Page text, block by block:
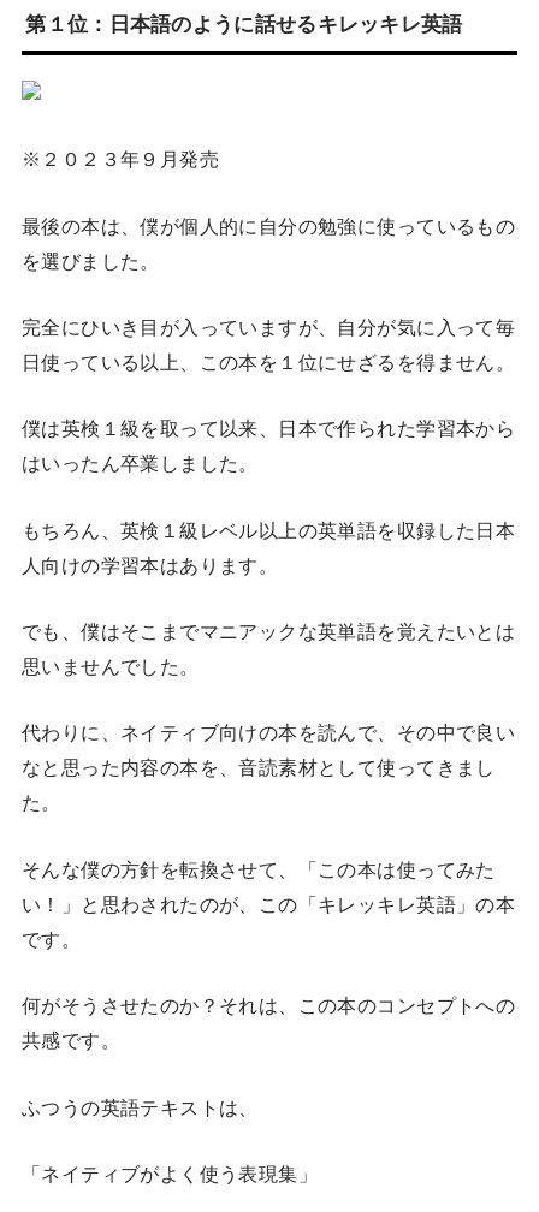
第１位：日本語のように話せるキレッキレ英語
※２０２３年９月発売
最後の本は、僕が個人的に自分の勉強に使っているもの
を選びました。
完全にひいき目が入っていますが、自分が気に入って毎
日使っている以上、この本を１位にせざるを得ません。
僕は英検１級を取って以来、日本で作られた学習本から
はいったん卒業しました。
もちろん、英検１級レベル以上の英単語を収録した日本
人向けの学習本はあります。
でも、僕はそこまでマニアックな英単語を覚えたいとは
思いませんでした。
代わりに、ネイティブ向けの本を読んで、その中で良い
なと思った内容の本を、音読素材として使ってきまし
た。
そんな僕の方針を転換させて、「この本は使ってみた
い！」と思わされたのが、この「キレッキレ英語」の本
です。
何がそうさせたのか？それは、この本のコンセプトへの
共感です。
ふつうの英語テキストは、
「ネイティブがよく使う表現集」